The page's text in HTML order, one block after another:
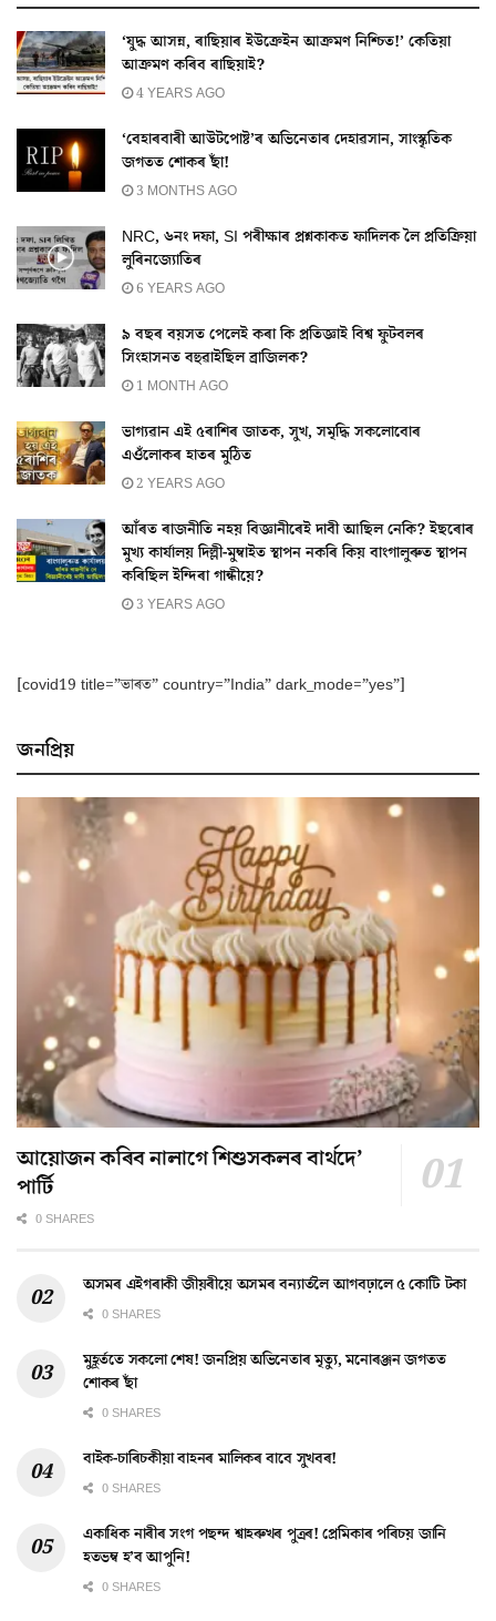
‘যুদ্ধ আসন্ন, ৰাছিয়াৰ ইউক্ৰেইন আক্ৰমণ নিশ্চিত!’ কেতিয়া
আক্ৰমণ কৰিব ৰাছিয়াই?
4 YEARS AGO
‘বেহাৰবাৰী আউটপোষ্ট’ৰ অভিনেতাৰ দেহাৱসান, সাংস্কৃতিক
জগতত শোকৰ ছাঁ!
3 MONTHS AGO
NRC, ৬নং দফা, SI পৰীক্ষাৰ প্ৰশ্নকাকত ফাদিলক লৈ প্ৰতিক্ৰিয়া
লুৰিনজ্যোতিৰ
6 YEARS AGO
৯ বছৰ বয়সত পেলেই কৰা কি প্ৰতিজ্ঞাই বিশ্ব ফুটবলৰ
সিংহাসনত বহুৱাইছিল ব্ৰাজিলক?
1 MONTH AGO
ভাগ্যৱান এই ৫ৰাশিৰ জাতক, সুখ, সমৃদ্ধি সকলোবোৰ
এওঁলোকৰ হাতৰ মুঠিত
2 YEARS AGO
আঁৰত ৰাজনীতি নহয় বিজ্ঞানীৰেই দাবী আছিল নেকি? ইছৰোৰ
মুখ্য কাৰ্যালয় দিল্লী-মুম্বাইত স্থাপন নকৰি কিয় বাংগালুৰুত স্থাপন
কৰিছিল ইন্দিৰা গান্ধীয়ে?
3 YEARS AGO
[covid19 title=”ভাৰত” country=”India” dark_mode=”yes”]
জনপ্ৰিয়
আয়োজন কৰিব নালাগে শিশুসকলৰ বাৰ্থদে’
পাৰ্টি
0 SHARES
অসমৰ এইগৰাকী জীয়ৰীয়ে অসমৰ বন্যাৰ্তলৈ আগবঢ়ালে ৫ কোটি টকা
0 SHARES
মুহূৰ্ততে সকলো শেষ! জনপ্ৰিয় অভিনেতাৰ মৃত্যু, মনোৰঞ্জন জগতত
শোকৰ ছাঁ
0 SHARES
বাইক-চাৰিচকীয়া বাহনৰ মালিকৰ বাবে সুখবৰ!
0 SHARES
একাধিক নাৰীৰ সংগ পছন্দ শ্বাহৰুখৰ পুত্ৰৰ! প্ৰেমিকাৰ পৰিচয় জানি
হতভম্ব হ’ব আপুনি!
0 SHARES